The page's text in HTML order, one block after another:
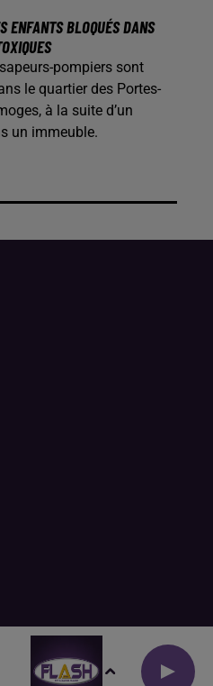
ENFANTS BLOQUÉS DANS
pompiers sont
le quartier des Portes-
à la suite d’un
un immeuble.